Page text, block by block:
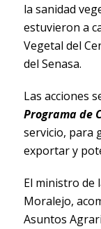
la sanidad
estuvieron a
Vegetal del
del Senasa.
Las acciones
Programa de
servicio, para
exportar y
El ministro de
Moralejo,
Asuntos